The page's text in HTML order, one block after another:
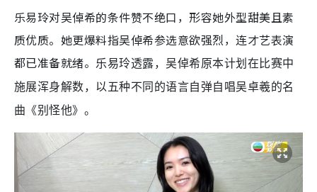
乐易玲对吴倬希的条件赞不绝口，形容她外型甜美且素
质优质。她更爆料指吴倬希参选意欲强烈，连才艺表演
都已准备就绪。 乐易玲透露，吴倬希原本计划在比赛中
施展浑身解数，以五种不同的语言自弹自唱吴卓羲的名
曲《别怪他》。